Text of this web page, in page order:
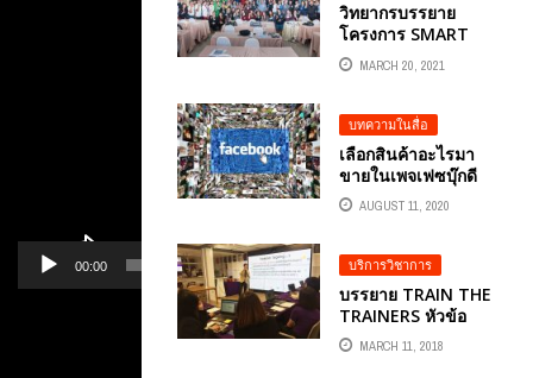
วิทยากรบรรยาย
โครงการ SMART
TRADER ONLINE
สร้างนักการค้า
MARCH 20, 2021
บทความในสื่อ
เลือกสินค้าอะไรมา
ขายในเพจเฟซบุ๊กดี
FACEBOOK
MARKETING
AUGUST 11, 2020
บริการวิชาการ
บรรยาย TRAIN THE
TRAINERS หัวข้อ
FACEBOOK ADS
MANAGER การ
MARCH 11, 2018
00:00 01:14